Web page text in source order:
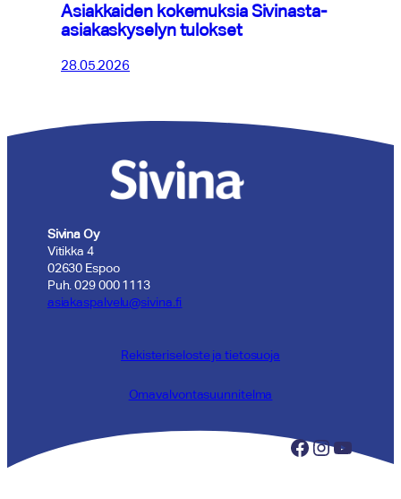
Asiakkaiden kokemuksia Sivinasta-
asiakaskyselyn tulokset
28.05.2026
Sivina Oy
Vitikka 4
02630 Espoo
Puh. 029 000 1113
asiakaspalvelu@sivina.fi
Rekisteriseloste ja tietosuoja
Omavalvontasuunnitelma
Facebook InstagramYouTube